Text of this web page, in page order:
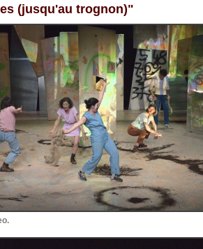
(jusqu'au trognon)"